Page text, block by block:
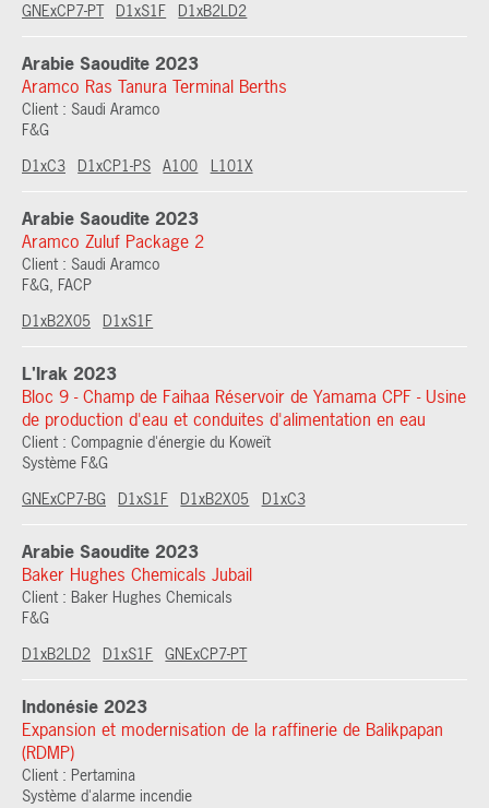
GNExCP7-PT D1xS1F D1xB2LD2
Arabie Saoudite 2023
Aramco Ras Tanura Terminal Berths
Client : Saudi Aramco
F&G
D1xC3
D1xCP1-PS A100 L101X
Arabie Saoudite 2023
Aramco Zuluf Package 2
Client : Saudi Aramco
F&G, FACP
D1xB2X05
D1xS1F
L'Irak 2023
Bloc 9 - Champ de Faihaa Réservoir de Yamama CPF - Usine
de production d'eau et conduites d'alimentation en eau
Client : Compagnie d'énergie du Koweït
Système F&G
GNExCP7-BG
D1xS1F D1xB2X05 D1xC3
Arabie Saoudite 2023
Baker Hughes Chemicals Jubail
Client : Baker Hughes Chemicals
F&G
D1xB2LD2
D1xS1F GNExCP7-PT
Indonésie 2023
Expansion et modernisation de la raffinerie de Balikpapan
(RDMP)
Client : Pertamina
Système d'alarme incendie